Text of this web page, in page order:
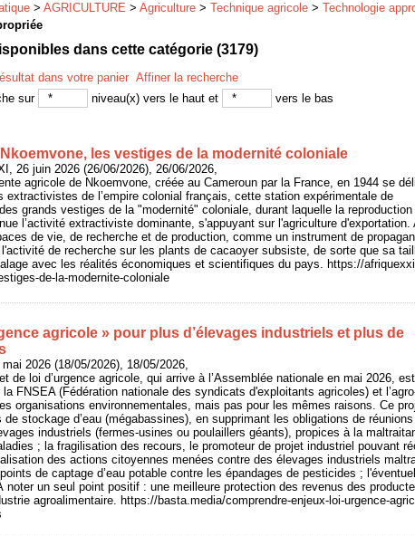
> AGRICULTURE > Agriculture > Technique agricole > Technologie
dans cette catégorie (3179)
dans votre panier Affiner la recherche
sur
niveau(x) vers le haut et vers le bas
les vestiges de la modernité coloniale
26 juin 2026 (26/06/2026), 26/06/2026,
agricole de Nkoemvone, créée au Cameroun par la France, en 1944 se
extractivistes de l’empire colonial français, cette station expérimentale de
grands vestiges de la "modernité" coloniale, durant laquelle la reproduction
l’activité extractiviste dominante, s'appuyant sur l'agriculture
de vie, de recherche et de production, comme un instrument de
de recherche sur les plants de cacaoyer subsiste, de sorte que sa
avec les réalités économiques et scientifiques du pays. https://
de-la-modernite-coloniale
agricole » pour plus d’élevages industriels et plus de
2026 (18/05/2026), 18/05/2026,
de loi d’urgence agricole, qui arrive à l’Assemblée nationale en mai 2026, est
FNSEA (Fédération nationale des syndicats d'exploitants agricoles) et
organisations environnementales, mais pas pour les mêmes raisons. Ce
de stockage d’eau (mégabassines), en supprimant les obligations de
industriels (fermes-usines ou poulaillers géants), propices à la
; la fragilisation des recours, le promoteur de projet industriel pouvant
des actions citoyennes menées contre des élevages industriels
de captage d’eau potable contre les épandages de pesticides ;
noter un seul point positif : une meilleure protection des revenus des
agroalimentaire. https://basta.media/comprendre-enjeux-loi-urgence-